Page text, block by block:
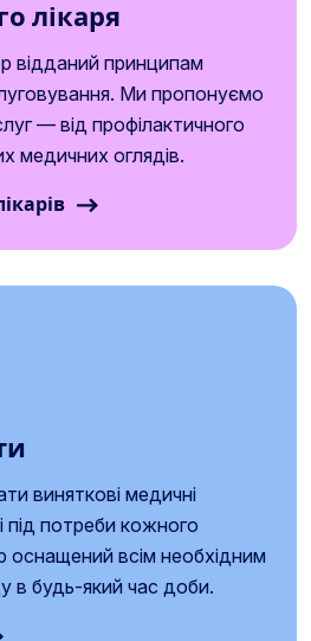
лікаря
відданий принципам
Ми пропонуємо
— від профілактичного
медичних оглядів.
виняткові медичні
під потреби кожного
оснащений всім необхідним
в будь-який час доби.